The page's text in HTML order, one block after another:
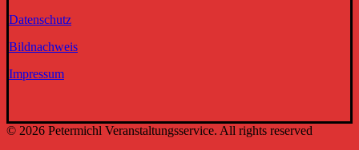
Datenschutz
Bildnachweis
Impressum
© 2026 Petermichl Veranstaltungsservice. All rights reserved